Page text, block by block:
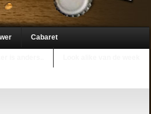
Cabaret